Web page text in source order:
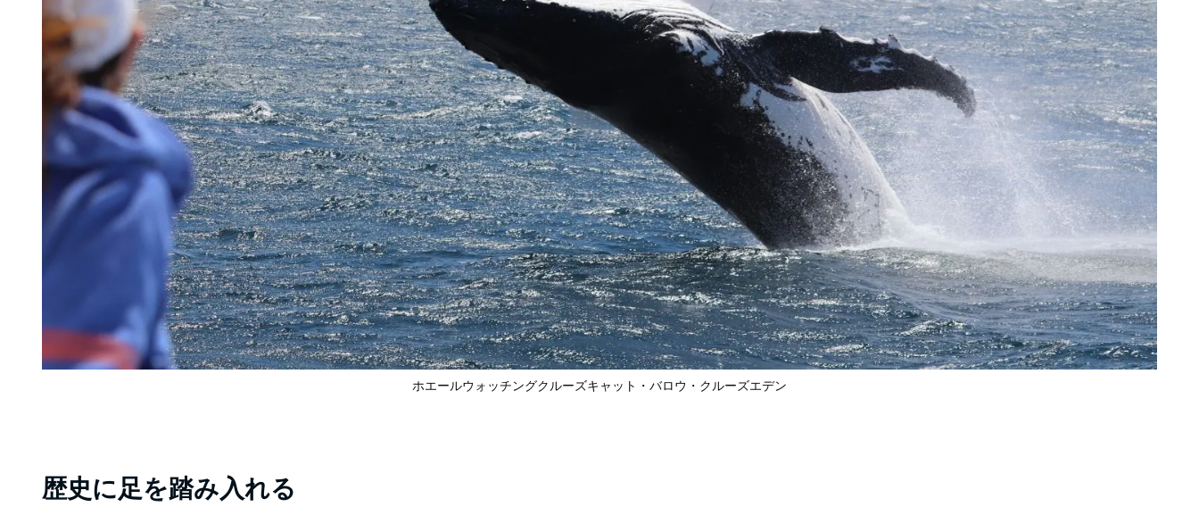
ホエールウォッチングクルーズキャット・バロウ・クルーズエデン
歴史に足を踏み入れる